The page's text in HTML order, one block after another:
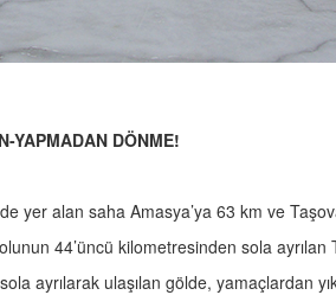
YAPMADAN DÖNME!
yer alan saha Amasya’ya 63 km ve
44’üncü kilometresinden sola
ayrılarak ulaşılan gölde, yamaçlardan